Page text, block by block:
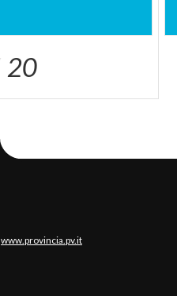
20
www.provincia.pv.it